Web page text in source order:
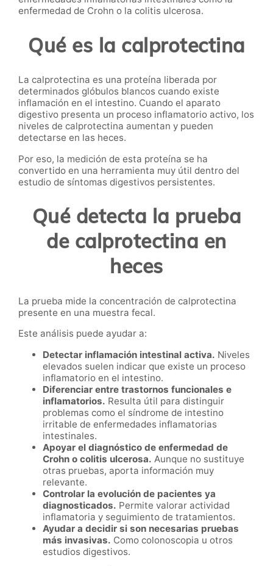
enfermedad de Crohn o la colitis ulcerosa.
Qué es la calprotectina
La calprotectina es una proteína liberada por
determinados glóbulos blancos cuando existe
inflamación en el intestino. Cuando el aparato
digestivo presenta un proceso inflamatorio activo, los
niveles de calprotectina aumentan y pueden
detectarse en las heces.
Por eso, la medición de esta proteína se ha
convertido en una herramienta muy útil dentro del
estudio de síntomas digestivos persistentes.
Qué detecta la prueba
de calprotectina en
heces
La prueba mide la concentración de calprotectina
presente en una muestra fecal.
Este análisis puede ayudar a:
Detectar inflamación intestinal activa. Niveles
elevados suelen indicar que existe un proceso
inflamatorio en el intestino.
Diferenciar entre trastornos funcionales e
inflamatorios. Resulta útil para distinguir
problemas como el síndrome de intestino
irritable de enfermedades inflamatorias
intestinales.
Apoyar el diagnóstico de enfermedad de
Crohn o colitis ulcerosa. Aunque no sustituye
otras pruebas, aporta información muy
relevante.
Controlar la evolución de pacientes ya
diagnosticados. Permite valorar actividad
inflamatoria y seguimiento de tratamientos.
Ayudar a decidir si son necesarias pruebas
más invasivas. Como colonoscopia u otros
estudios digestivos.